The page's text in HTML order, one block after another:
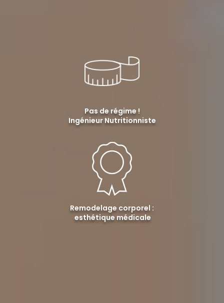
Pas de régime !
Ingénieur Nutritionniste
Remodelage corporel :
esthétique médicale